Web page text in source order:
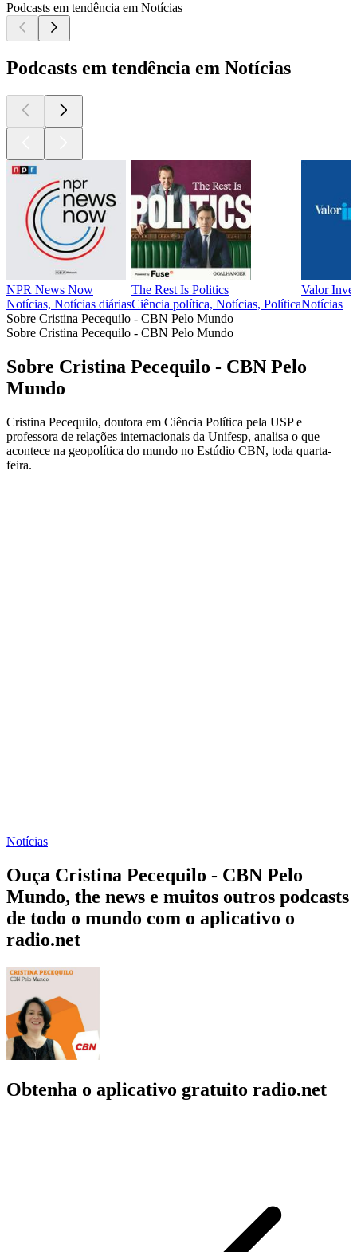
Podcasts em tendência em Notícias
Podcasts em tendência em Notícias
NPR News Now
Notícias, Notícias diárias
The Rest Is Politics
Ciência política, Notícias, Política
Valor
Notícias
Sobre Cristina Pecequilo - CBN Pelo Mundo
Sobre Cristina Pecequilo - CBN Pelo Mundo
Sobre Cristina Pecequilo - CBN Pelo
Mundo
Cristina Pecequilo, doutora em Ciência Política pela USP e
professora de relações internacionais da Unifesp, analisa o que
acontece na geopolítica do mundo no Estúdio CBN, toda quarta-
feira.
Notícias
Ouça Cristina Pecequilo - CBN Pelo
Mundo, the news e muitos outros podcasts
de todo o mundo com o aplicativo o
radio.net
Obtenha o aplicativo gratuito radio.net